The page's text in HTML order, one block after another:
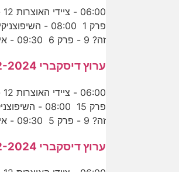
זה? 9 - פרק 6 09:30 - איך
ערוץ דיסקברי 12-12-2024
זה? 9 - פרק 5 09:30 - איך
ערוץ דיסקברי 11-12-2024